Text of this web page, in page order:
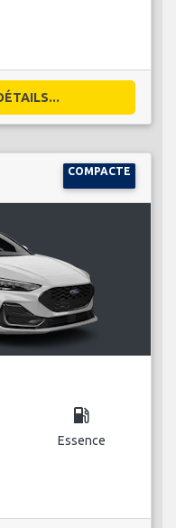
COMPACTE
local_gas_station
Essence